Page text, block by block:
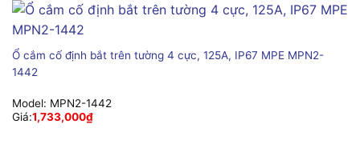
Ổ cắm cố định bắt trên tường 4 cực, 125A, IP67 MPE MPN2-
1442
Model: MPN2-1442
Giá:1,733,000₫